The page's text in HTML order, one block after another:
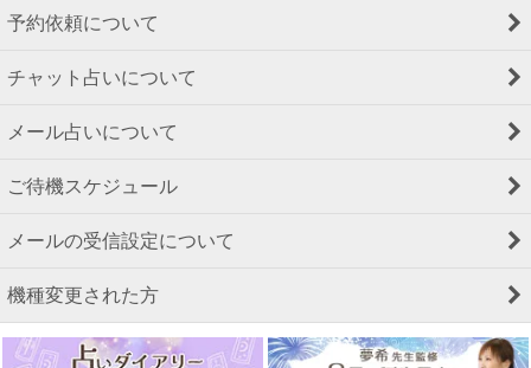
予約依頼について
チャット占いについて
メール占いについて
ご待機スケジュール
メールの受信設定について
機種変更された方